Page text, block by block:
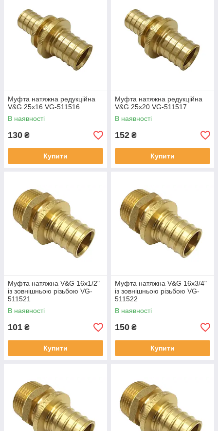
Муфта натяжна редукційна
V&G 25x16 VG-511516
В наявності
130 ₴
Купити
Муфта натяжна редукційна
V&G 25x20 VG-511517
В наявності
152 ₴
Купити
Муфта натяжна V&G 16x1/2"
із зовнішньою різьбою VG-
511521
В наявності
101 ₴
Купити
Муфта натяжна V&G 16x3/4"
із зовнішньою різьбою VG-
511522
В наявності
150 ₴
Купити